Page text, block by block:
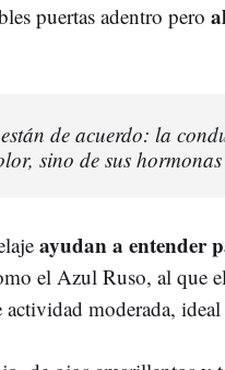
puertas adentro pero
de acuerdo: la
sino de sus hormonas
ayudan a entender
el Azul Ruso, al que
moderada,